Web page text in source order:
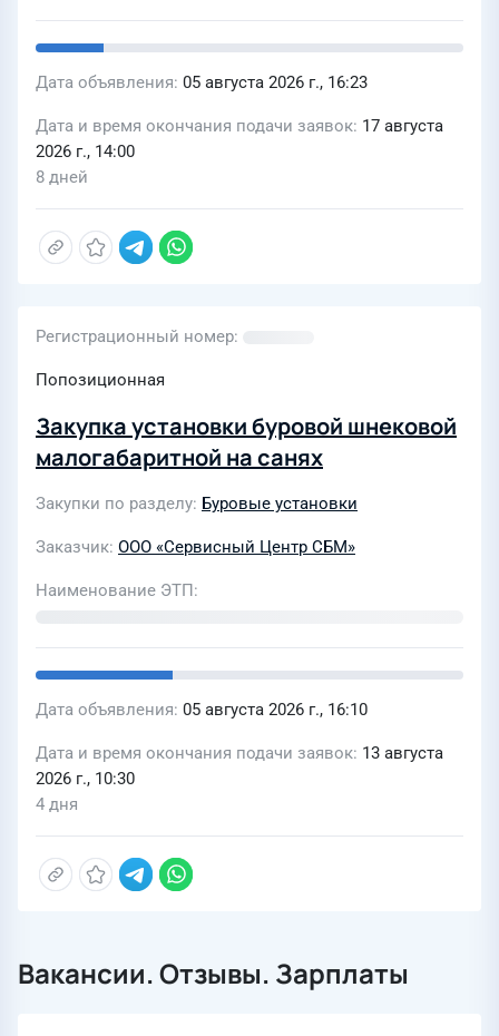
Дата объявления 05 августа 2026 г., 16:23
Дата и время окончания подачи заявок 17 августа
2026 г., 14:00
8 дней
Регистрационный номер
Попозиционная
Закупка установки буровой шнековой
малогабаритной на санях
Закупки по разделу Буровые установки
Заказчик ООО «Сервисный Центр СБМ»
Наименование ЭТП
Дата объявления 05 августа 2026 г., 16:10
Дата и время окончания подачи заявок 13 августа
2026 г., 10:30
4 дня
Вакансии. Отзывы. Зарплаты